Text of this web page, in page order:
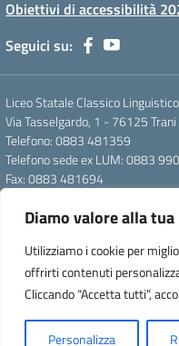
Diamo valore alla
Utilizziamo i cookie per
offrirti contenuti
Cliccando “Accetta tutti”,
Personalizza
Obiettivi di accessibilità
Seguici su:
Liceo Statale Classico
Via Tasselgardo, 1 - 76125 Trani
Telefono: 0883 481359
Telefono sede ex LUM: 0883
Fax: 0883 481694
Pec:
Codice Meccanografico:
- Codice Univoco d'ufficio: